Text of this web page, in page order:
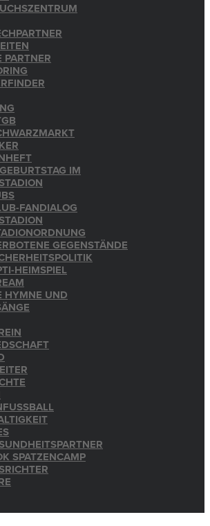
PARTNER
IM
FANDIALOG
GEGENSTÄNDE
HEIMSPIEL
HYMNE UND
SPATZENCAMP